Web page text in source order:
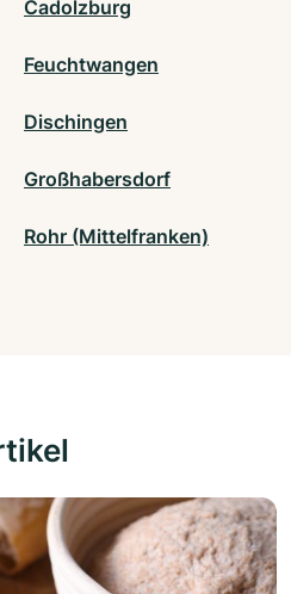
Cadolzburg
Feuchtwangen
Dischingen
Großhabersdorf
Rohr (Mittelfranken)